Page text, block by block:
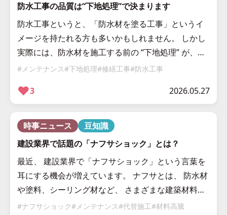
防水工事の品質は“下地処理”で決まります
防水工事というと、「防水材を塗る工事」というイ
メージを持たれる方も多いかもしれません。 しかし
実際には、防水材を施工する前の “下地処理” が、施
工品質を大きく左右します。 どれだけ高性能な防水
#メンテナンス#下地処理#修繕工事#防水工事
❤︎3 2026.05.27
時事ニュース
豆知識
建設業界で話題の「ナフサショック」とは？
最近、 建設業界で「ナフサショック」という言葉を
耳にする機会が増えています。 ナフサとは、 防水材
や塗料、シーリング材など、 さまざまな建築材料の
原料となるものです。 そのため、ナフサ価格の高騰
#ナフサショック#メンテナンス#代替施工#材料高騰